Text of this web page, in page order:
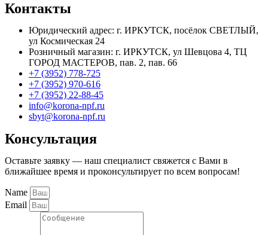
Контакты
Юридический адрес: г. ИРКУТСК, посёлок СВЕТЛЫЙ,
ул Космическая 24
Розничный магазин: г. ИРКУТСК, ул Шевцова 4, ТЦ
ГОРОД МАСТЕРОВ, пав. 2, пав. 66
+7 (3952) 778-725
+7 (3952) 970-616
+7 (3952) 22-88-45
info@korona-npf.ru
sbyt@korona-npf.ru
Консультация
Оставьте заявку — наш специалист свяжется с Вами в
ближайшее время и проконсультирует по всем вопросам!
Name
Email